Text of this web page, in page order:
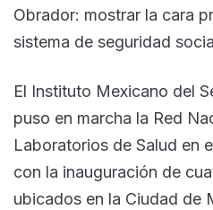
Obrador: mostrar la cara
sistema de seguridad
El Instituto Mexicano del
puso en marcha la Red
Laboratorios de Salud en
con la inauguración de
ubicados en la Ciudad de